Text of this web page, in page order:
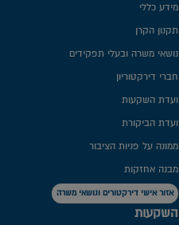
מידע כללי
תקנון הקרן
נושאי משרה ובעלי תפקידים
חברי דירקטוריון
ועדת השקעות
ועדת הביקורת
ממונה על פניות הציבור
מבנה אחזקות
אזור אישי דירקטורים ונושאי משרה
השקעות